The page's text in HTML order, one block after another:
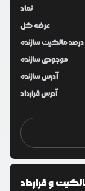
نماد
عرضه کل
درصد مالکیت سازنده
موجودی سازنده
آدرس سازنده
آدرس قرارداد
و قرارداد